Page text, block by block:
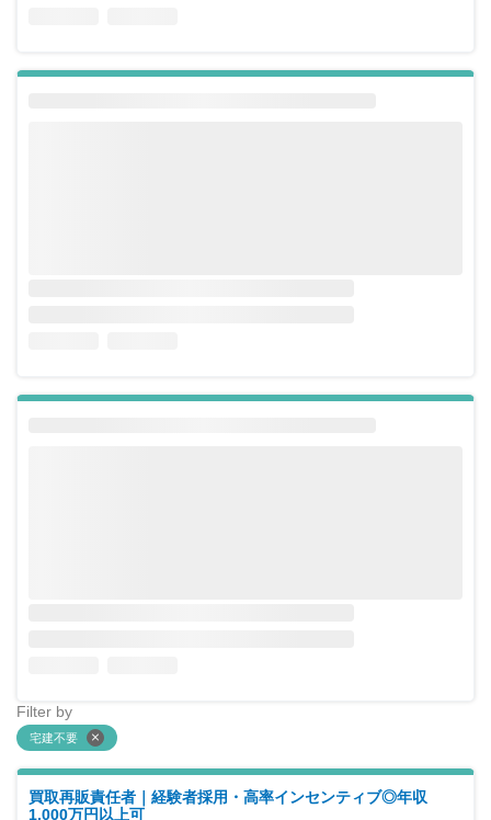
Filter by
宅建不要
買取再販責任者｜経験者採用・高率インセンティブ◎年収
1,000万円以上可